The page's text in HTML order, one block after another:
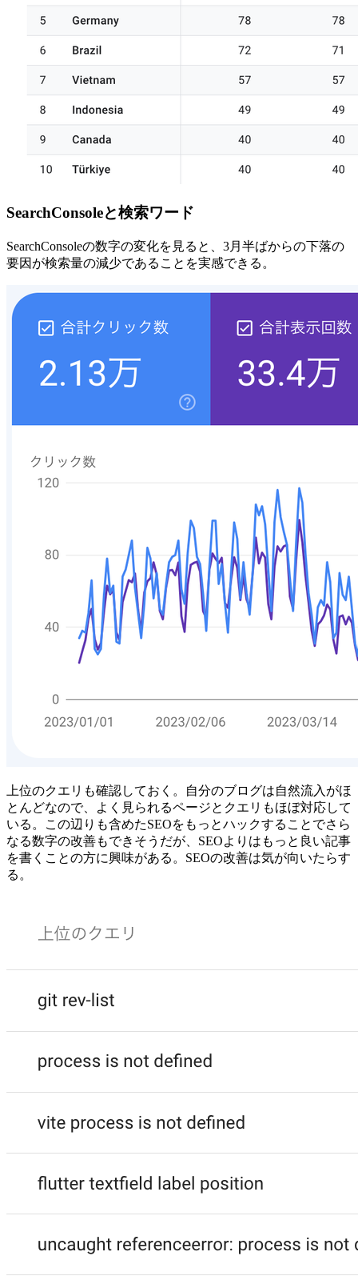
SearchConsoleと検索ワード
SearchConsoleの数字の変化を見ると、3月半ばからの下落の
要因が検索量の減少であることを実感できる。
上位のクエリも確認しておく。自分のブログは自然流入がほ
とんどなので、よく見られるページとクエリもほぼ対応して
いる。この辺りも含めたSEOをもっとハックすることでさら
なる数字の改善もできそうだが、SEOよりはもっと良い記事
を書くことの方に興味がある。SEOの改善は気が向いたらす
る。